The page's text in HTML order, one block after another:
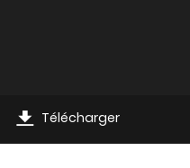
Télécharger